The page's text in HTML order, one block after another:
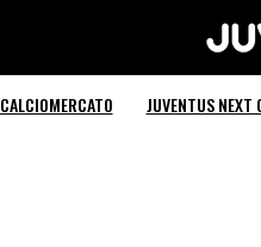
CALCIOMERCATO JUVENTUS NEXT